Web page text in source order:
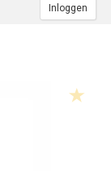
Inloggen